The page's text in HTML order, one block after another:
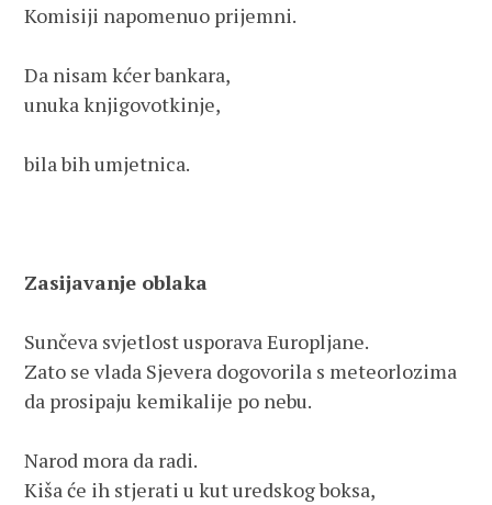
Komisiji napomenuo prijemni.
Da nisam kćer bankara,
unuka knjigovotkinje,
bila bih umjetnica.
Zasijavanje oblaka
Sunčeva svjetlost usporava Europljane.
Zato se vlada Sjevera dogovorila s meteorlozima
da prosipaju kemikalije po nebu.
Narod mora da radi.
Kiša će ih stjerati u kut uredskog boksa,